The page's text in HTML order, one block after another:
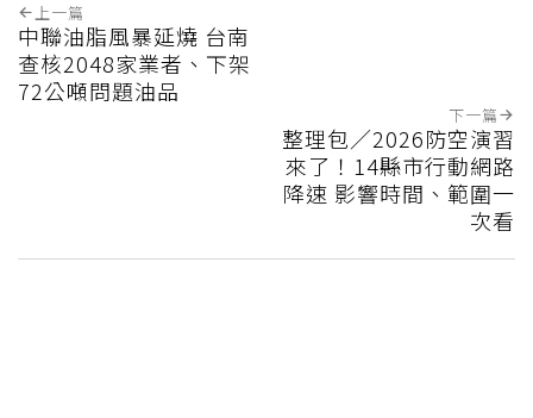
上一篇
中聯油脂風暴延燒 台南
查核2048家業者、下架
72公噸問題油品
下一篇
整理包／2026防空演習
來了！14縣市行動網路
降速 影響時間、範圍一
次看